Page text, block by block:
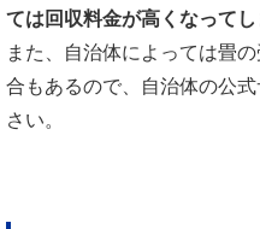
ては回収料金が高くなってし
また、自治体によっては畳
合もあるので、自治体の公
さい。